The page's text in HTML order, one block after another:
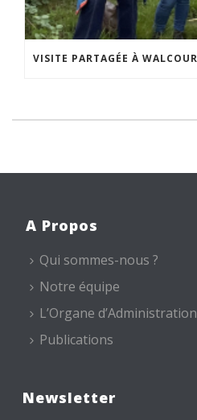
A Propos
Qui sommes-nous ?
Notre équipe
L’Organe d’Administration
Publications
Newsletter